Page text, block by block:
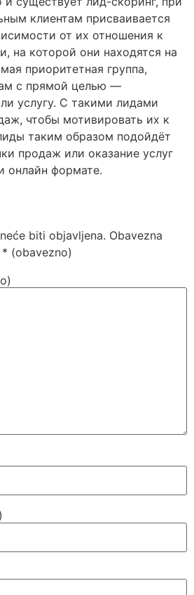
клиентам присваивается
от их отношения к
на которой они находятся на
приоритетная группа,
с прямой целью —
услугу. С такими лидами
чтобы мотивировать их к
таким образом подойдёт
продаж или оказание услуг
онлайн формате.
biti objavljena. Obavezna
* (obavezno)